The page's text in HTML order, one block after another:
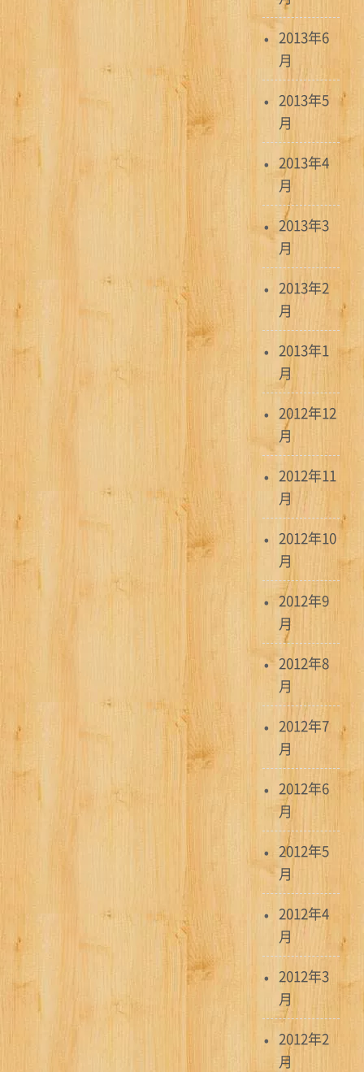
2013年6
月
2013年5
月
2013年4
月
2013年3
月
2013年2
月
2013年1
月
2012年12
月
2012年11
月
2012年10
月
2012年9
月
2012年8
月
2012年7
月
2012年6
月
2012年5
月
2012年4
月
2012年3
月
2012年2
月